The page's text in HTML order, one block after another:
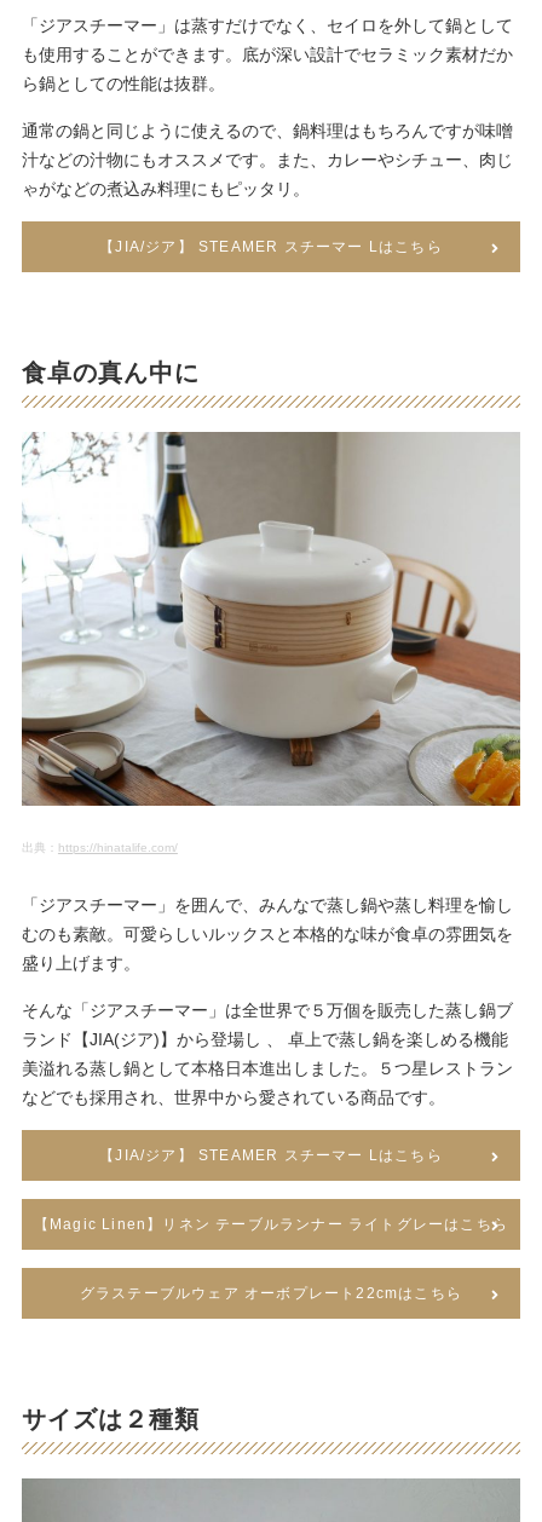
「ジアスチーマー」は蒸すだけでなく、セイロを外して鍋として
も使用することができます。底が深い設計でセラミック素材だか
ら鍋としての性能は抜群。
通常の鍋と同じように使えるので、鍋料理はもちろんですが味噌
汁などの汁物にもオススメです。また、カレーやシチュー、肉じ
ゃがなどの煮込み料理にもピッタリ。
【JIA/ジア】 STEAMER スチーマー Lはこちら
食卓の真ん中に
出典： https://hinatalife.com/
「ジアスチーマー」を囲んで、みんなで蒸し鍋や蒸し料理を愉し
むのも素敵。可愛らしいルックスと本格的な味が食卓の雰囲気を
盛り上げます。
そんな「ジアスチーマー」は全世界で５万個を販売した蒸し鍋ブ
ランド【JIA(ジア)】から登場し 、 卓上で蒸し鍋を楽しめる機能
美溢れる蒸し鍋として本格日本進出しました。５つ星レストラン
などでも採用され、世界中から愛されている商品です。
【JIA/ジア】 STEAMER スチーマー Lはこちら
【Magic Linen】リネン テーブルランナー ライトグレーはこちら
グラステーブルウェア オーボプレート22cmはこちら
サイズは２種類